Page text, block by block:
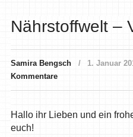
Nährstoffwelt –
Samira Bengsch 1. Januar
Kommentare
Hallo ihr Lieben und ein
euch!